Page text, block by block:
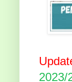
2023/